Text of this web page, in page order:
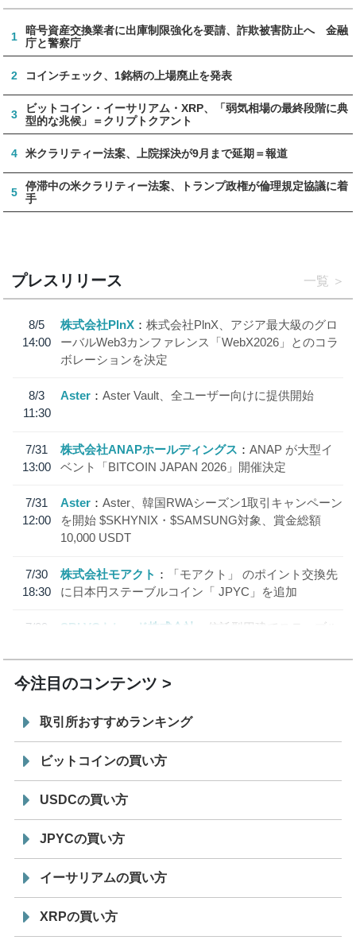
1
暗号資産交換業者に出庫制限強化を要請、詐欺被害防止へ 金融
庁と警察庁
2 コインチェック、1銘柄の上場廃止を発表
3
ビットコイン・イーサリアム・XRP、「弱気相場の最終段階に典
型的な兆候」＝クリプトクアント
4 米クラリティー法案、上院採決が9月まで延期＝報道
5
停滞中の米クラリティー法案、トランプ政権が倫理規定協議に着
手
プレスリリース 一覧
8/5
14:00
株式会社PlnX
株式会社PlnX、アジア最大級のグロ
ーバルWeb3カンファレンス「WebX2026」とのコラ
ボレーションを決定
8/3
11:30
Aster Aster Vault、全ユーザー向けに提供開始
7/31
13:00
株式会社ANAPホールディングス
ANAP が大型イ
ベント「BITCOIN JAPAN 2026」開催決定
7/31
12:00
Aster
Aster、韓国RWAシーズン1取引キャンペーン
を開始 $SKHYNIX・$SAMSUNG対象、賞金総額
10,000 USDT
7/30
18:30
株式会社モアクト
「モアクト」 のポイント交換先
に日本円ステーブルコイン「 JPYC」を追加
7/29
SBI VCトレード株式会社
信託型円建てステーブル
今注目のコンテンツ
取引所おすすめランキング
ビットコインの買い方
USDCの買い方
JPYCの買い方
イーサリアムの買い方
XRPの買い方